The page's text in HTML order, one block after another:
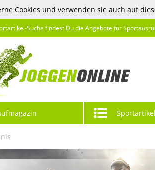
Cookies und verwenden sie auch auf
Suche findest Du die Angebote für
Sportartikel